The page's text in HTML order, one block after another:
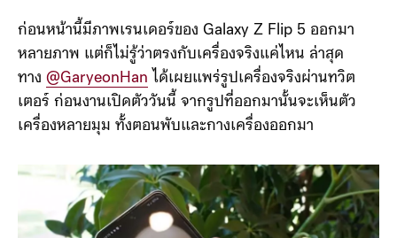
ก่อนหน้านี้มีภาพเรนเดอร์ของ Galaxy Z Flip 5 ออกมา
หลายภาพ แต่ก็ไม่รู้ว่าตรงกับเครื่องจริงแค่ไหน ล่าสุด
ทาง @GaryeonHan ได้เผยแพร่รูปเครื่องจริงผ่านทวิต
เตอร์ ก่อนงานเปิดตัววันนี้ จากรูปที่ออกมานั้นจะเห็นตัว
เครื่องหลายมุม ทั้งตอนพับและกางเครื่องออกมา